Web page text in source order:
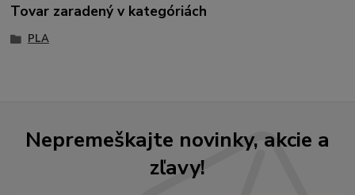
Tovar zaradený v kategóriách
PLA
Nepremeškajte novinky, akcie a
zľavy!